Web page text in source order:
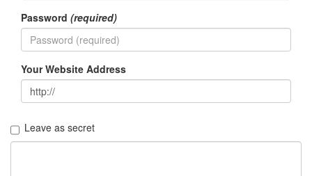
Password (required)
Your Website Address
Leave as secret
해
빠